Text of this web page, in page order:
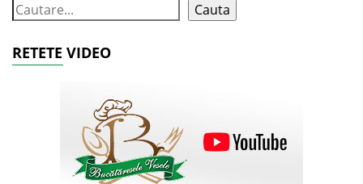
Cauta
RETETE VIDEO